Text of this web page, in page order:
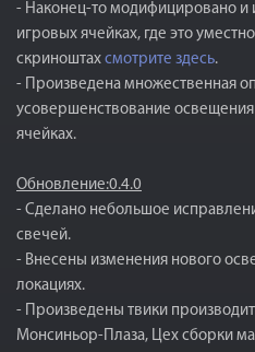
- Наконец-то модифицировано и
игровых ячейках, где это
скриноштах смотрите здесь.
- Произведена множественная
усовершенствование
ячейках.
Обновление:0.4.0
- Сделано небольшое
свечей.
- Внесены изменения нового
локациях.
- Произведены твики
Монсиньор-Плаза, Цех сборки